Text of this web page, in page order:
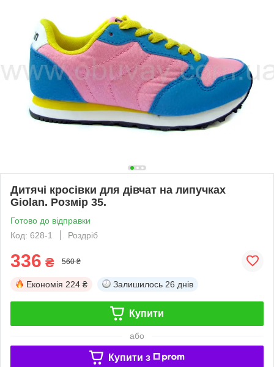
Дитячі кросівки для дівчат на липучках
Giolan. Розмір 35.
Готово до відправки
Код: 628-1
Роздріб
336 ₴ 560 ₴
Економія 224 ₴ Залишилось 26 днів
Купити
або
Купити з